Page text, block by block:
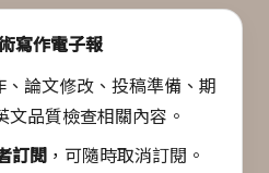
寫作電子報
論文修改、投稿準備、期
文品質檢查相關內容。
訂閱 ，可隨時取消訂閱。